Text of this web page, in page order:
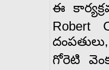
ఈ
Robert
గోరెటి